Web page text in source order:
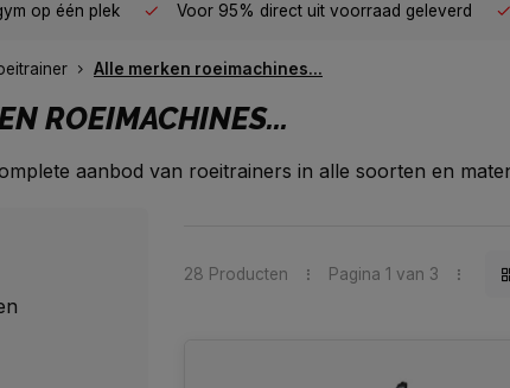
gym Alles voor jouw gym op één plek Voor
Alle merken roeimachines...
ROEIMACHINES...
aanbod van roeitrainers in alle soorten en
28 Producten Pagina 1 van 3